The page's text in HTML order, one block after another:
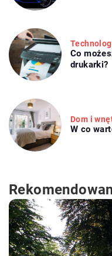
Co
drukarki?
Dom i
W co